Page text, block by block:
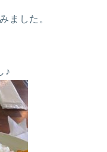
ました。
♪